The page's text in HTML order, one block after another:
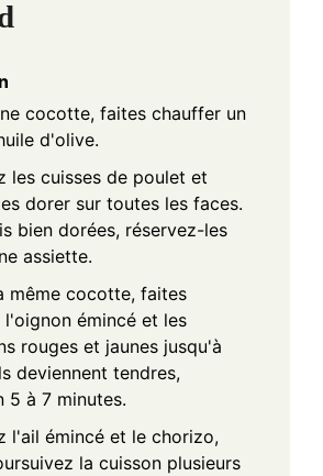
cocotte, faites chauffer un
d'olive.
les cuisses de poulet et
dorer sur toutes les faces.
bien dorées, réservez-les
assiette.
même cocotte, faites
l'oignon émincé et les
rouges et jaunes jusqu'à
deviennent tendres,
5 à 7 minutes.
l'ail émincé et le chorizo,
la cuisson plusieurs